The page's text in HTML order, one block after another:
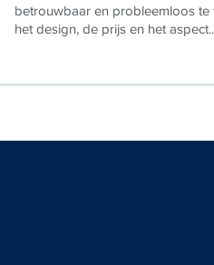
betrouwbaar en probleemloos
het design, de prijs en het